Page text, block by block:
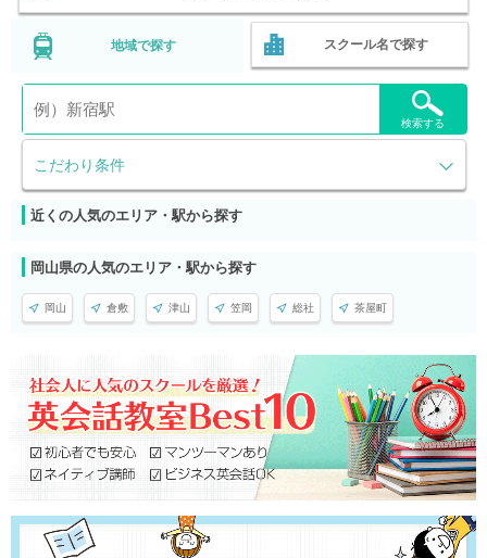
地域で探す スクール名で探す
こだわり条件
検索する
近くの人気のエリア・駅から探す
岡山県の人気のエリア・駅から探す
岡山 倉敷 津山 笠岡 総社 茶屋町